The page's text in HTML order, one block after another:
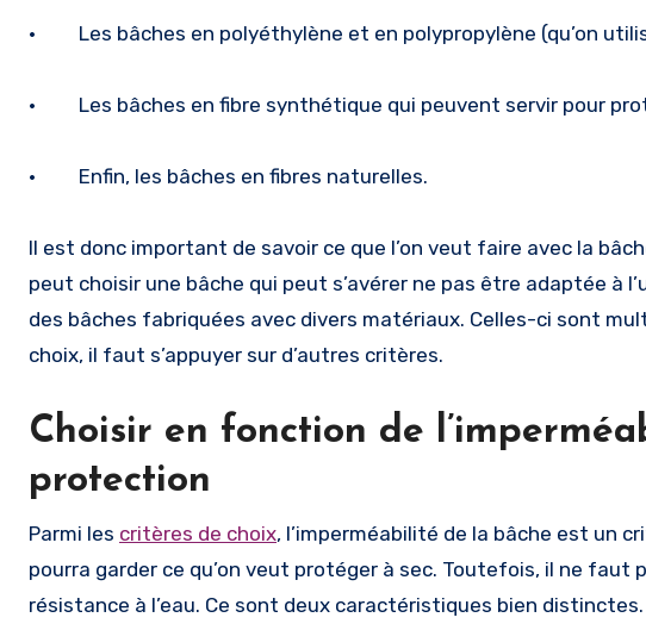
· Les bâches en polyéthylène et en polypropylène (qu’on
· Les bâches en fibre synthétique qui peuvent servir pour
· Enfin, les bâches en fibres naturelles.
Il est donc important de savoir ce que l’on veut faire avec la
peut choisir une bâche qui peut s’avérer ne pas être adaptée à
des bâches fabriquées avec divers matériaux. Celles-ci sont
choix, il faut s’appuyer sur d’autres critères.
Choisir en fonction de
protection
Parmi les critères de choix, l’imperméabilité de la bâche est un
pourra garder ce qu’on veut protéger à sec. Toutefois, il ne faut
résistance à l’eau. Ce sont deux caractéristiques bien